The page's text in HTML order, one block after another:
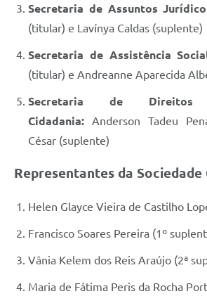
Secretaria de Assuntos
(titular) e Lavínya Caldas (suplente)
Secretaria de Assistência
(titular) e Andreanne Aparecida
Secretaria de Direitos
Cidadania: Anderson Tadeu
César (suplente)
Representantes da Sociedade
Helen Glayce Vieira de Castilho
Francisco Soares Pereira (1º
Vânia Kelem dos Reis Araújo (2ª
Maria de Fátima Peris da Rocha